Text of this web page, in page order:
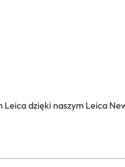
dzięki naszym Leica